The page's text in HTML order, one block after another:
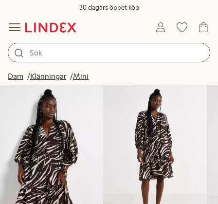
30 dagars öppet köp
Dam Klänningar Mini